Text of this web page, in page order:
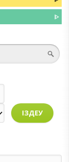
ᐈ
ІЗДЕУ